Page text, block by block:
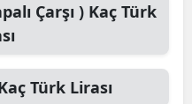
Çarşı )Kaç Türk
Türk Lirası